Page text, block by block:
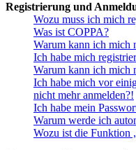
Registrierung und
Wozu muss ich mich
Was ist COPPA?
Warum kann ich mich
Ich habe mich
Warum kann ich mich
Ich habe mich vor
nicht mehr anmelden?!
Ich habe mein
Warum werde ich
Wozu ist die Funktion